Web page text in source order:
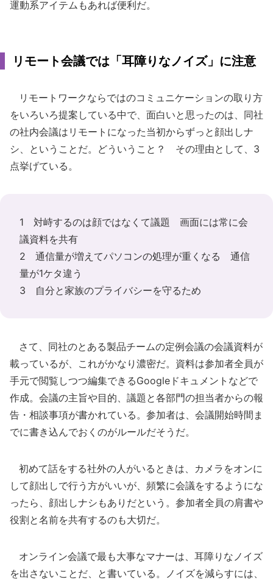
運動系アイテムもあれば便利だ。
リモート会議では「耳障りなノイズ」に注意
リモートワークならではのコミュニケーションの取り方
をいろいろ提案している中で、面白いと思ったのは、同社
の社内会議はリモートになった当初からずっと顔出しナ
シ、ということだ。どういうこと？ その理由として、3
点挙げている。
1 対峙するのは顔ではなくて議題 画面には常に会
議資料を共有
2 通信量が増えてパソコンの処理が重くなる 通信
量が1ケタ違う
3 自分と家族のプライバシーを守るため
さて、同社のとある製品チームの定例会議の会議資料が
載っているが、これがかなり濃密だ。資料は参加者全員が
手元で閲覧しつつ編集できるGoogleドキュメントなどで
作成。会議の主旨や目的、議題と各部門の担当者からの報
告・相談事項が書かれている。参加者は、会議開始時間ま
でに書き込んでおくのがルールだそうだ。
初めて話をする社外の人がいるときは、カメラをオンに
して顔出しで行う方がいいが、頻繁に会議をするようにな
ったら、顔出しナシもありだという。参加者全員の肩書や
役割と名前を共有するのも大切だ。
オンライン会議で最も大事なマナーは、耳障りなノイズ
を出さないことだ、と書いている。ノイズを減らすには、